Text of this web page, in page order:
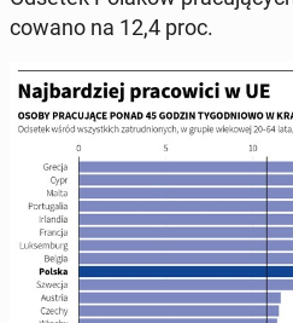
co­wa­no na 12,4 proc.